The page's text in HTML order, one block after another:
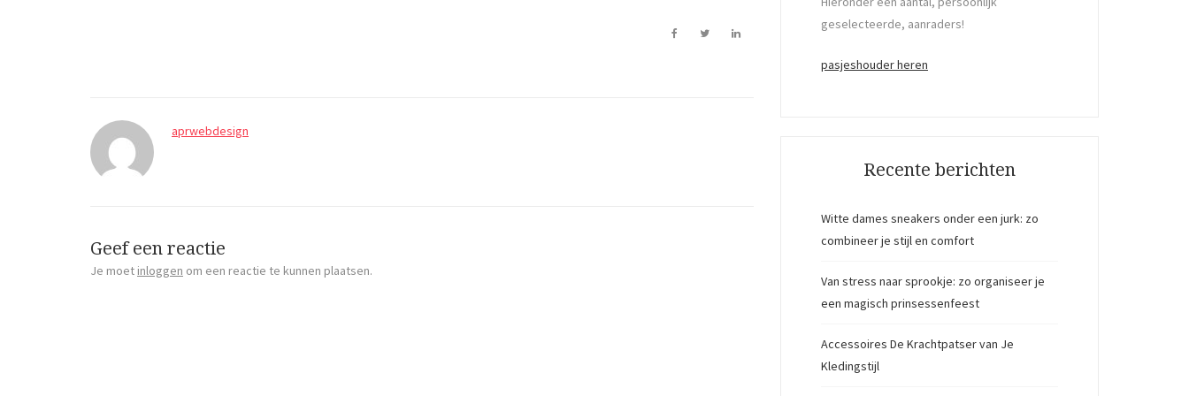
aprwebdesign
Geef een reactie
Je moet inloggen om een reactie te kunnen plaatsen.
geselecteerde, aanraders!
pasjeshouder heren
Recente berichten
Witte dames sneakers onder een jurk: zo
combineer je stijl en comfort
Van stress naar sprookje: zo organiseer je
een magisch prinsessenfeest
Accessoires De Krachtpatser van Je
Kledingstijl